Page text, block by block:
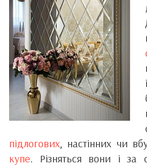
підлогових, настінних чи
купе. Різняться вони і